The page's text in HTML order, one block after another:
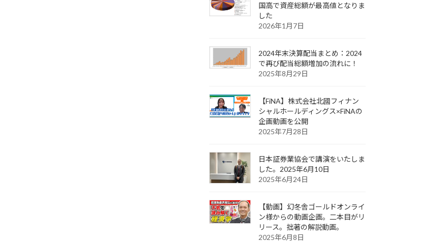
国高で資産総額が最高値となりま
した
2026年1月7日
2024年末決算配当まとめ：2024
で再び配当総額増加の流れに！
2025年8月29日
【FiNA】株式会社北國フィナン
シャルホールディングス×FiNAの
企画動画を公開
2025年7月28日
日本証券業協会で講演をいたしま
した。2025年6月10日
2025年6月24日
【動画】幻冬舎ゴールドオンライ
ン様からの動画企画。二本目がリ
リース。拙著の解説動画。
2025年6月8日